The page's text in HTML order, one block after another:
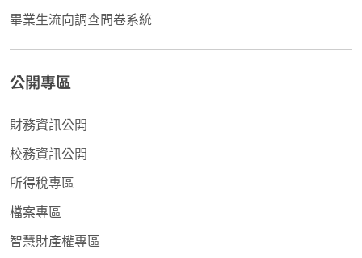
畢業生流向調查問卷系統
公開專區
財務資訊公開
校務資訊公開
所得稅專區
檔案專區
智慧財產權專區